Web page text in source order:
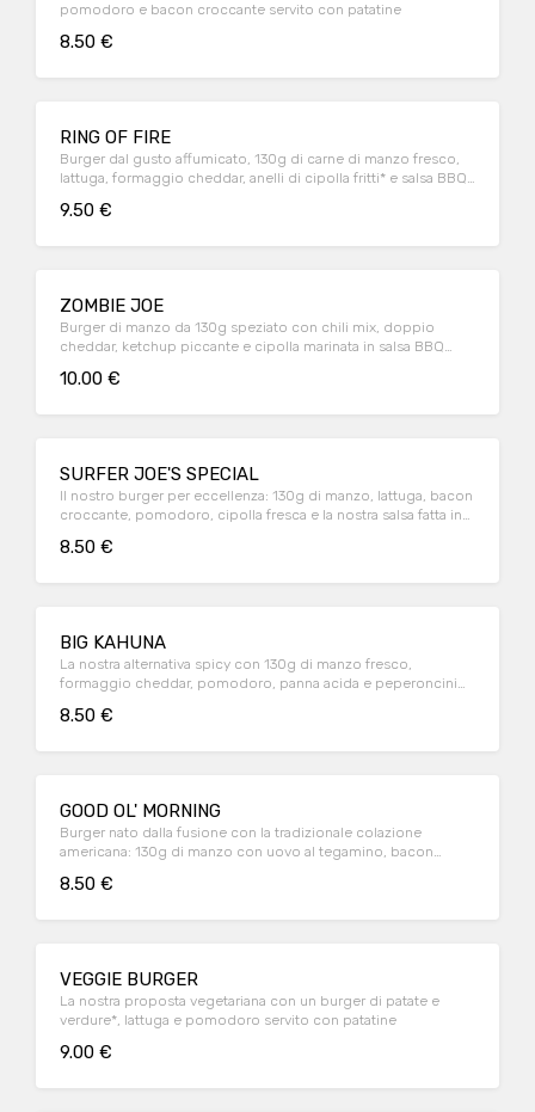
pomodoro e bacon croccante servito con patatine
8.50 €
RING OF FIRE
Burger dal gusto affumicato, 130g di carne di manzo fresco,
lattuga, formaggio cheddar, anelli di cipolla fritti* e salsa BBQ
9.50 €
ZOMBIE JOE
Burger di manzo da 130g speziato con chili mix, doppio
cheddar, ketchup piccante e cipolla marinata in salsa BBQ
10.00 €
SURFER JOE'S SPECIAL
Il nostro burger per eccellenza: 130g di manzo, lattuga, bacon
croccante, pomodoro, cipolla fresca e la nostra salsa fatta in
8.50 €
BIG KAHUNA
La nostra alternativa spicy con 130g di manzo fresco,
formaggio cheddar, pomodoro, panna acida e peperoncini
8.50 €
GOOD OL' MORNING
Burger nato dalla fusione con la tradizionale colazione
americana: 130g di manzo con uovo al tegamino, bacon
8.50 €
VEGGIE BURGER
La nostra proposta vegetariana con un burger di patate e
verdure*, lattuga e pomodoro servito con patatine
9.00 €